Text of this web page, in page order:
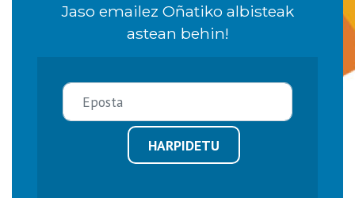
Jaso emailez Oñatiko albisteak
astean behin!
HARPIDETU